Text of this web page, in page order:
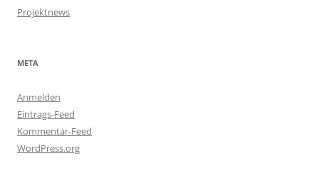
Projektnews
META
Anmelden
Eintrags-Feed
Kommentar-Feed
WordPress.org